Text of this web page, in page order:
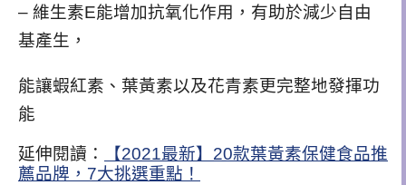
– 維生素E能增加抗氧化作用，有助於減少自由
基產生，
能讓蝦紅素、葉黃素以及花青素更完整地發揮功
能
延伸閱讀：
【2021最新】20款葉黃素保健食品推
薦品牌，7大挑選重點！